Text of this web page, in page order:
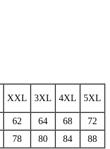
XXL 3XL 4XL 5XL
62 64 68
72
78 80 84 88